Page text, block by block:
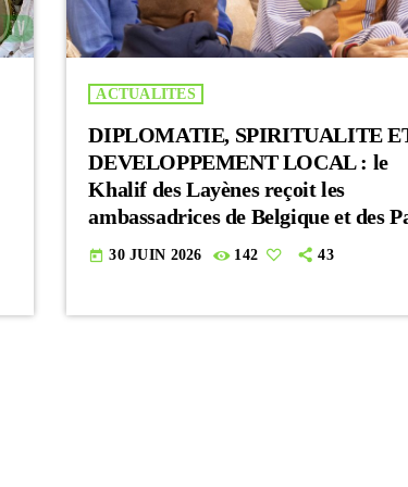
ACTUALITES
DIPLOMATIE, SPIRITUALITE
DEVELOPPEMENT LOCAL : le
Khalif des Layènes reçoit les
ambassadrices de Belgique et des
Bas
today 30 JUIN 2026 142 43